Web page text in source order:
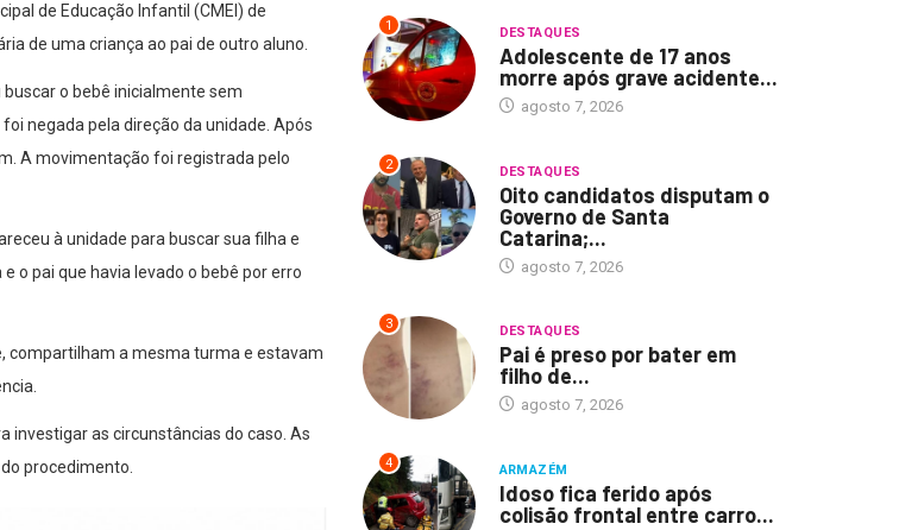
de Educação Infantil (CMEI) de
de uma criança ao pai de outro aluno.
o bebê inicialmente sem
negada pela direção da unidade. Após
A movimentação foi registrada pelo
à unidade para buscar sua filha e
o pai que havia levado o bebê por erro
compartilham a mesma turma e estavam
investigar as circunstâncias do caso. As
procedimento.
1 DESTAQUES
Adolescente de 17 anos
morre após grave acidente...
agosto 7, 2026
2 DESTAQUES
Oito candidatos disputam o
Governo de Santa
Catarina;...
agosto 7, 2026
3 DESTAQUES
Pai é preso por bater em
filho de...
agosto 7, 2026
4 ARMAZÉM
Idoso fica ferido após
colisão frontal entre carro...